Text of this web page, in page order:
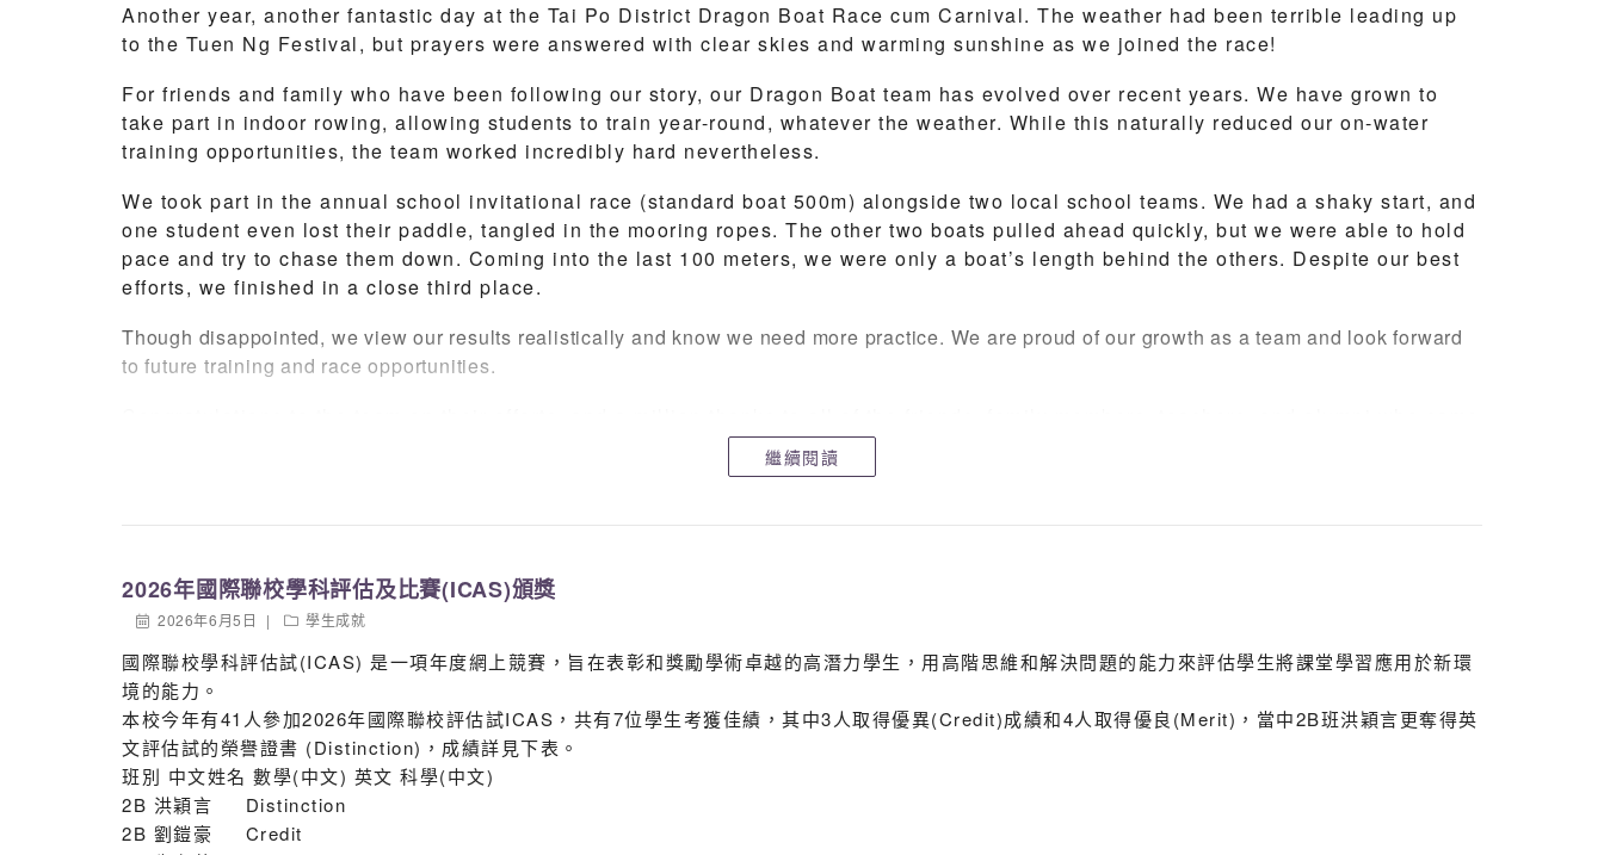
這次並非終點，而是更閃耀的起點。這段高低跌宕的足球旅程，讓我們學會了在強敵面前保持謙遜，同時也在心中深植了一顆渴望勝利、永不言敗的
「好勝之心」，唯有如此，我們的能力才能更進一步。
最後，這張亞軍獎牌是一枚珍貴的勳章。它讓我們深刻明白到「自我檢討」與「逆境自強」的重要性。足球場上的哨聲雖然已經響起，但人生的球場
才剛開始。我們深信，這份在綠茵場上煉就的精神，將會引領我們在未來足球以外的各個領域中，同樣實現自我超越，綻放光芒！
Another year, another fantastic day at the Tai Po District Dragon Boat Race cum Carnival. The weather had been terrible leading up
to the Tuen Ng Festival, but prayers were answered with clear skies and warming sunshine as we joined the race!
For friends and family who have been following our story, our Dragon Boat team has evolved over recent years. We have grown to
take part in indoor rowing, allowing students to train year-round, whatever the weather. While this naturally reduced our on-water
training opportunities, the team worked incredibly hard nevertheless.
We took part in the annual school invitational race (standard boat 500m) alongside two local school teams. We had a shaky start, and
one student even lost their paddle, tangled in the mooring ropes. The other two boats pulled ahead quickly, but we were able to hold
pace and try to chase them down. Coming into the last 100 meters, we were only a boat’s length behind the others. Despite our best
efforts, we finished in a close third place.
Though disappointed, we view our results realistically and know we need more practice. We are proud of our growth as a team and look forward
to future training and race opportunities.
to support us at the race. We could hear your cheers amid the waves and splashes, and we truly felt your love and support!
Team Leader 領隊: Terence Sir (何頌謙)
Captain隊長: 5C 胡正澤
Vice Captains 副隊長: 4A 劉埻 & 4B 王栢軒
Drummer 鼓手: 3B 陳芷珊
Paddlers 划手: 1B劉凱傑 3A 黃晧然 3C 何穎彤 4A 徐凊堯4B 葉煒妍 4C 郭德尊 4C 林政航 4C 曾家昌 4C 吳卓
駿 5A 龔雪瑤5A 蘇樂詩 5C 甘焯琳 5C 郭堯睿 5C李嘉求 5C 羅弘寶 5C 文學稀 5D 潘卓軒 6D 李曉桐
繼續閱讀
2026年國際聯校學科評估及比賽(ICAS)頒獎
2026年6月5日 學生成就
國際聯校學科評估試(ICAS) 是一項年度網上競賽，旨在表彰和獎勵學術卓越的高潛力學生，用高階思維和解決問題的能力來評估學生將課堂學習應用於新環
境的能力。
本校今年有41人參加2026年國際聯校評估試ICAS，共有7位學生考獲佳績，其中3人取得優異(Credit)成績和4人取得優良(Merit)，當中2B班洪穎言更奪得英
文評估試的榮譽證書 (Distinction)，成績詳見下表。
班別 中文姓名 數學(中文) 英文 科學(中文)
2B 洪穎言 Distinction
2B 劉鎧豪 Credit